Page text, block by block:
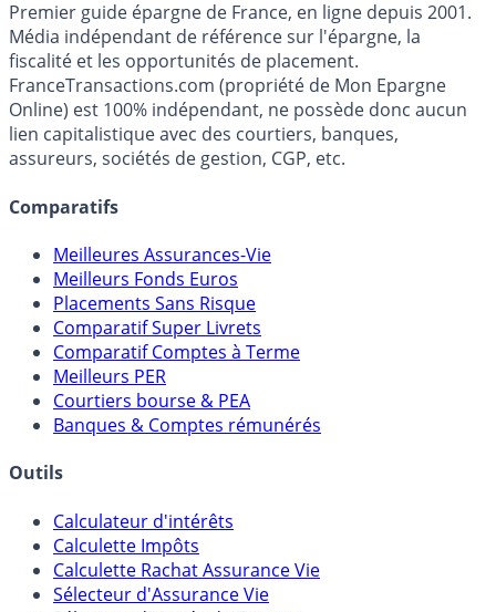
FranceTransactions.com
Premier guide épargne de France, en ligne depuis 2001.
Média indépendant de référence sur l'épargne, la
fiscalité et les opportunités de placement.
FranceTransactions.com (propriété de Mon Epargne
Online) est 100% indépendant, ne possède donc aucun
assureurs, sociétés de gestion, CGP, etc.
Comparatifs
Meilleures Assurances-Vie
Meilleurs Fonds Euros
Placements Sans Risque
Comparatif Super Livrets
Comparatif Comptes à Terme
Meilleurs PER
Banques & Comptes rémunérés
Outils
Calculateur d'intérêts
Calculette Impôts